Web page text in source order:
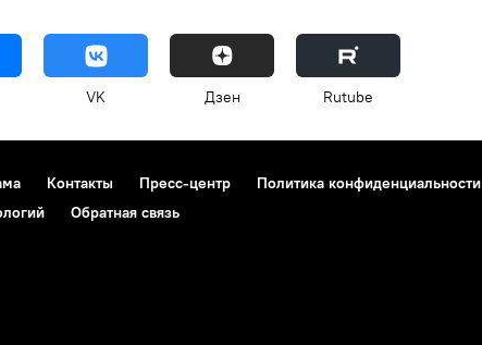
VK Дзен Rutube
Контакты Пресс-центр Политика конфиденциальности
Обратная связь